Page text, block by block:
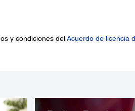
y condiciones delAcuerdo de licencia